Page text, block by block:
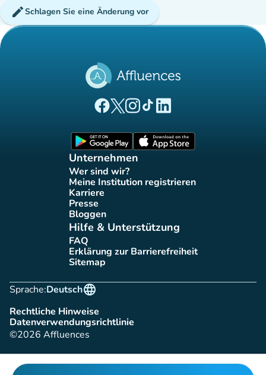
editSchlagen Sie eine Änderung vor
(new tab)
(new tab)
(new tab)(new tab)
(new tab)
Unternehmen
Wer sind wir?
(new tab)
Meine Institution registrieren
(new tab)
Karriere(new tab)
Presse(new tab)
Bloggen
(new tab)
Hilfe & Unterstützung
FAQ(new tab)
Erklärung zur Barrierefreiheit
(new tab)
Sitemap(new tab)
Sprache:
language
Deutsch
Rechtliche Hinweise
(new tab)
Datenverwendungsrichtlinie
(new tab)
©2026 Affluences